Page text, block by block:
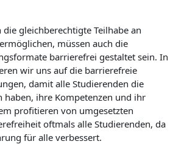
gleichberechtigte Teilhabe an
müssen auch die
barrierefrei gestaltet sein. In
wir uns auf die barrierefreie
damit alle Studierenden die
ihre Kompetenzen und ihr
profitieren von umgesetzten
oftmals alle Studierenden, da
für alle verbessert.